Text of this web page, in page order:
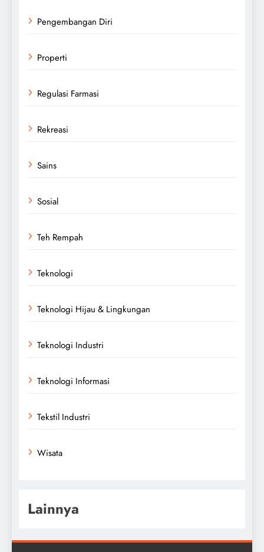
Pengembangan Diri
Properti
Regulasi Farmasi
Rekreasi
Sains
Sosial
Teh Rempah
Teknologi
Teknologi Hijau & Lingkungan
Teknologi Industri
Teknologi Informasi
Tekstil Industri
Wisata
Lainnya